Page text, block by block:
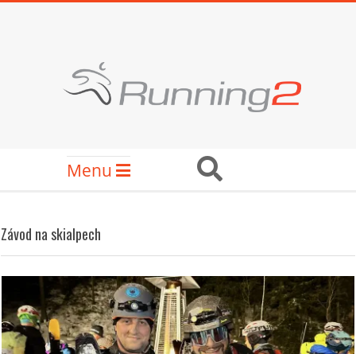
Secondary
Navigation
Menu Search
Závod na skialpech